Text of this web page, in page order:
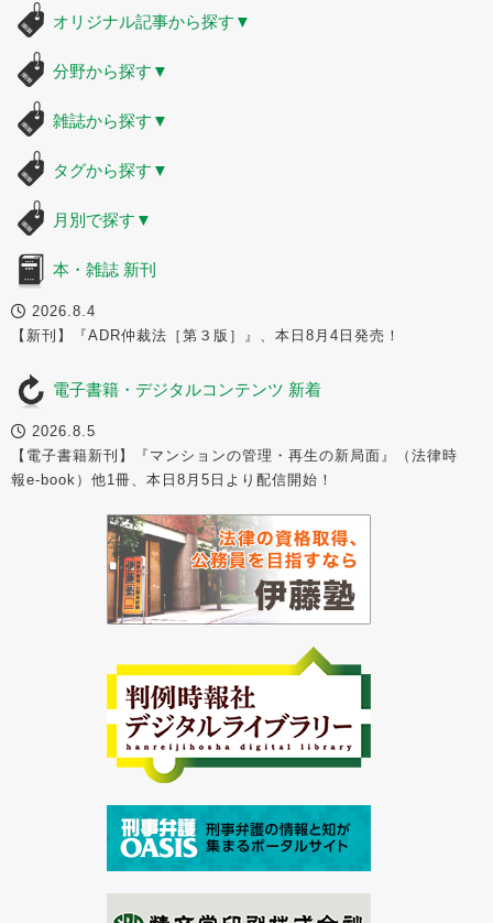
オリジナル記事から探す ▼
分野から探す ▼
雑誌から探す ▼
タグから探す ▼
月別で探す ▼
本・雑誌 新刊
2026.8.4
【新刊】『ADR仲裁法［第３版］』、本日8月4日発売！
電子書籍・デジタルコンテンツ 新着
2026.8.5
【電子書籍新刊】『マンションの管理・再生の新局面』（法律時
報e-book）他1冊、本日8月5日より配信開始！